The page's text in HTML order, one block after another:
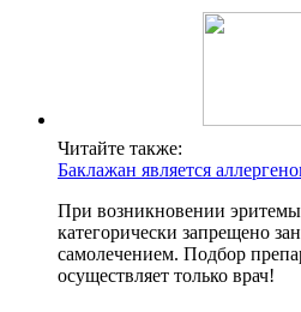
Читайте также:
Баклажан является
При возникновении эритемы
категорически запрещено
самолечением. Подбор
осуществляет только врач!